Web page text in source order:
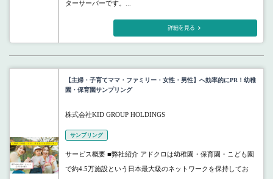
ターサーバーです。...
詳細を見る
【主婦・子育てママ・ファミリー・女性・男性】へ効率的にPR！幼稚
園・保育園サンプリング
株式会社KID GROUP HOLDINGS
サンプリング
サービス概要 ■弊社紹介 アドクロは幼稚園・保育園・こども園
で約4.5万施設という日本最大級のネットワークを保持してお